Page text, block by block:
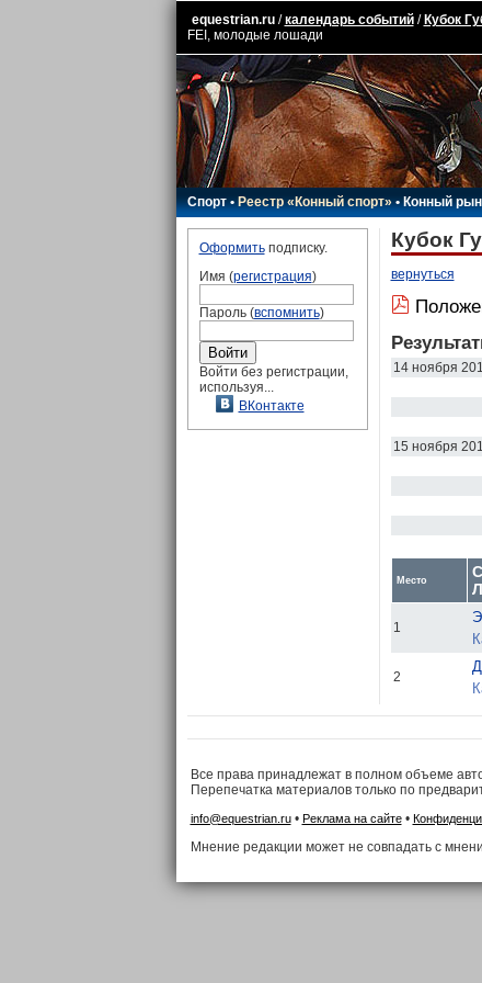
equestrian.ru/календарь событий/ Кубок
FEI, молодые лошади
Спорт•Реестр «Конный спорт»•Конный
Оформитьподписку.
Имя (регистрация)
Пароль (вспомнить)
Войти без регистрации,
используя...
ВКонтакте
Кубок
вернуться
14 ноября
15 ноября
Место
1
2
Все права принадлежат в полном объеме
Перепечатка материалов только по
info@equestrian.ru• Реклама на сайте•
Мнение редакции может не совпадать с